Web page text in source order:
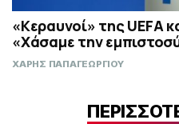
«Κεραυνοί» της UEFA
«Χάσαμε την
ΧΑΡΗΣ ΠΑΠΑΓΕΩΡΓΙΟΥ